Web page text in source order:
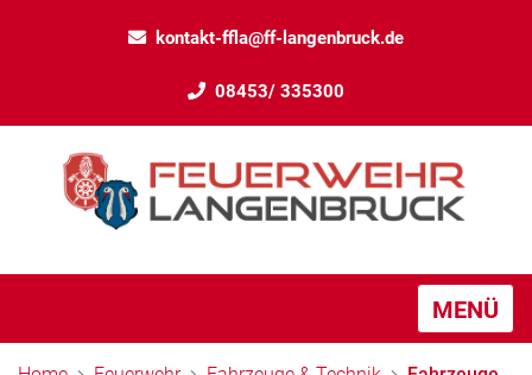
kontakt-ffla@ff-langenbruck.de
08453/ 335300
MENÜ